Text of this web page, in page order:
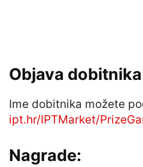
Objava dobitnika
Ime dobitnika možete
ipt.hr/IPTMarket/
Nagrade: